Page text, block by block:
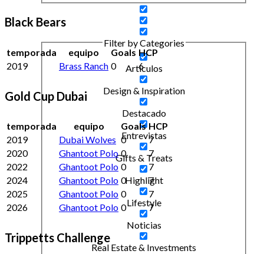
Filter by Categories
Artículos
Design & Inspiration
Destacado
Entrevistas
Gifts & Treats
Highlight
Lifestyle
Noticias
Real Estate & Investments
Black Bears
temporada equipo Goals HCP
2019
Brass Ranch 0 6
Gold Cup Dubai
temporada equipo Goals HCP
2019
Dubai Wolves 0
7
2020
Ghantoot Polo 0
7
2022
Ghantoot Polo 0
7
2024
Ghantoot Polo 0
7
2025
Ghantoot Polo 0
7
2026
Ghantoot Polo 0 7
Trippetts Challenge